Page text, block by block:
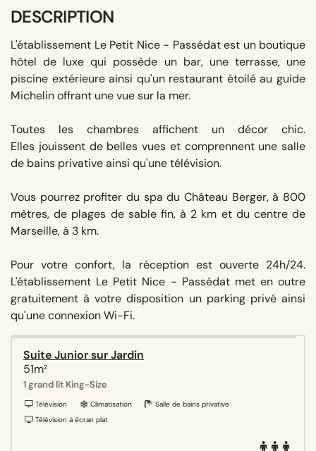
DESCRIPTION
L'établissement Le Petit Nice - Passédat est un boutique
hôtel de luxe qui possède un bar, une terrasse, une
piscine extérieure ainsi qu'un restaurant étoilé au guide
Michelin offrant une vue sur la mer.
Toutes les chambres affichent un décor chic.
Elles jouissent de belles vues et comprennent une salle
de bains privative ainsi qu'une télévision.
Vous pourrez profiter du spa du Château Berger, à 800
mètres, de plages de sable fin, à 2 km et du centre de
Marseille, à 3 km.
Pour votre confort, la réception est ouverte 24h/24.
L'établissement Le Petit Nice - Passédat met en outre
gratuitement à votre disposition un parking privé ainsi
qu'une connexion Wi-Fi.
Suite Junior sur Jardin
51m²
1 grand lit King-Size
Télévision Climatisation
Salle de bains privative
Télévision à écran plat